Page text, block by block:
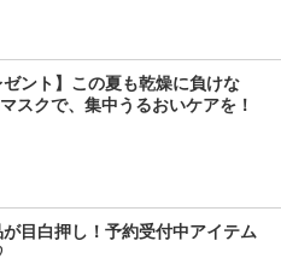
ゼント】この夏も乾燥に負けな
スクで、集中うるおいケアを！
目白押し！予約受付中アイテム